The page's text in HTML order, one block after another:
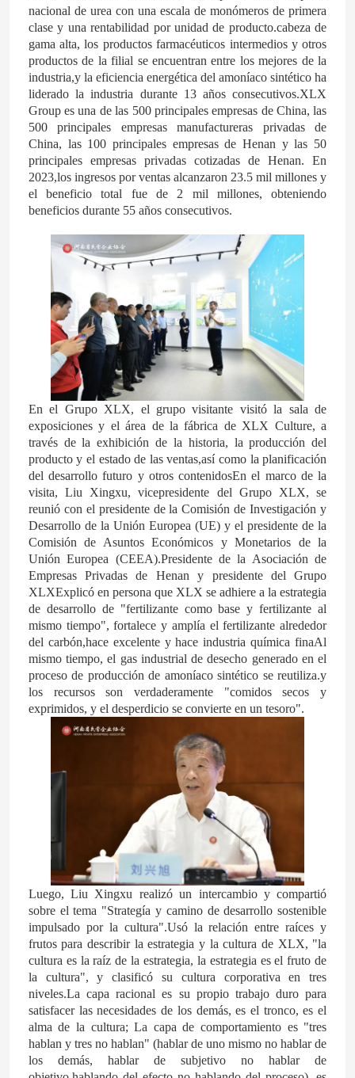
Hogar
Productos
Vídeos
nacional de urea con una escala de monómeros de primera
clase y una rentabilidad por unidad de producto.cabeza de
gama alta, los productos farmacéuticos intermedios y otros
productos de la filial se encuentran entre los mejores de la
industria,y la eficiencia energética del amoníaco sintético ha
liderado la industria durante 13 años consecutivos.XLX
Group es una de las 500 principales empresas de China, las
500 principales empresas manufactureras privadas de
China, las 100 principales empresas de Henan y las 50
principales empresas privadas cotizadas de Henan. En
2023,los ingresos por ventas alcanzaron 23.5 mil millones y
el beneficio total fue de 2 mil millones, obteniendo
beneficios durante 55 años consecutivos.
En el Grupo XLX, el grupo visitante visitó la sala de
exposiciones y el área de la fábrica de XLX Culture, a
través de la exhibición de la historia, la producción del
producto y el estado de las ventas,así como la planificación
del desarrollo futuro y otros contenidosEn el marco de la
visita, Liu Xingxu, vicepresidente del Grupo XLX, se
reunió con el presidente de la Comisión de Investigación y
Desarrollo de la Unión Europea (UE) y el presidente de la
Comisión de Asuntos Económicos y Monetarios de la
Unión Europea (CEEA).Presidente de la Asociación de
Empresas Privadas de Henan y presidente del Grupo
XLXExplicó en persona que XLX se adhiere a la estrategia
de desarrollo de "fertilizante como base y fertilizante al
mismo tiempo", fortalece y amplía el fertilizante alrededor
del carbón,hace excelente y hace industria química finaAl
mismo tiempo, el gas industrial de desecho generado en el
proceso de producción de amoníaco sintético se reutiliza.y
los recursos son verdaderamente "comidos secos y
exprimidos, y el desperdicio se convierte en un tesoro".
Luego, Liu Xingxu realizó un intercambio y compartió
sobre el tema "Strategía y camino de desarrollo sostenible
impulsado por la cultura".Usó la relación entre raíces y
frutos para describir la estrategia y la cultura de XLX, "la
cultura es la raíz de la estrategia, la estrategia es el fruto de
la cultura", y clasificó su cultura corporativa en tres
niveles.La capa racional es su propio trabajo duro para
satisfacer las necesidades de los demás, es el tronco, es el
alma de la cultura; La capa de comportamiento es "tres
hablan y tres no hablan" (hablar de uno mismo no hablar de
los demás, hablar de subjetivo no hablar de